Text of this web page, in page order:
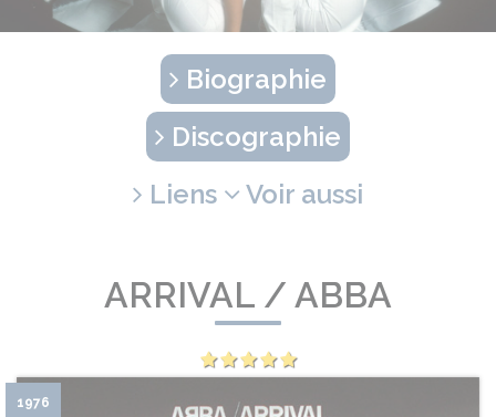
Biographie
Discographie
Liens
Voir aussi
ARRIVAL / ABBA
1976